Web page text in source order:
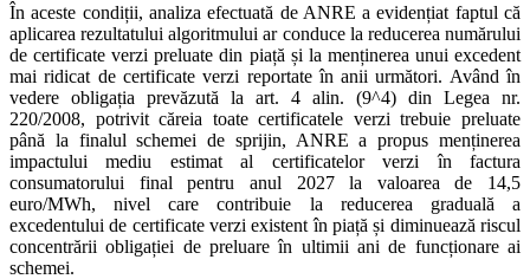
În aceste condiții, analiza efectuată de ANRE a evidențiat faptul că
aplicarea rezultatului algoritmului ar conduce la reducerea numărului
de certificate verzi preluate din piață și la menținerea unui excedent
mai ridicat de certificate verzi reportate în anii următori. Având în
vedere obligația prevăzută la art. 4 alin. (9^4) din Legea nr.
220/2008, potrivit căreia toate certificatele verzi trebuie preluate
până la finalul schemei de sprijin, ANRE a propus menținerea
impactului mediu estimat al certificatelor verzi în factura
consumatorului final pentru anul 2027 la valoarea de 14,5
euro/MWh, nivel care contribuie la reducerea graduală a
excedentului de certificate verzi existent în piață și diminuează riscul
concentrării obligației de preluare în ultimii ani de funcționare ai
schemei.